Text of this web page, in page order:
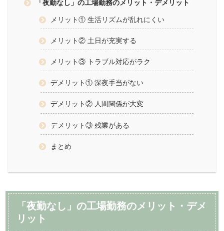
「夜勤なし」の工場勤務のメリット・デメリット
メリット① 生活リズムが乱れにくい
メリット② 土日が充実する
メリット③ トラブル対応がラク
デメリット① 深夜手当がない
デメリット② 人間関係が大変
デメリット③ 残業がある
まとめ
「夜勤なし」の工場勤務のメリット・デメ
リット